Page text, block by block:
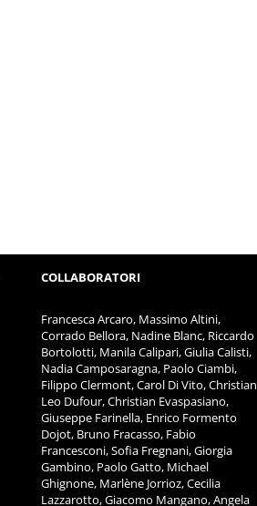
COLLABORATORI
Francesca Arcaro, Massimo Altini,
Corrado Bellora, Nadine Blanc, Riccardo
Bortolotti, Manila Calipari, Giulia Calisti,
Nadia Camposaragna, Paolo Ciambi,
Filippo Clermont, Carol Di Vito, Christian
Leo Dufour, Christian Evaspasiano,
Giuseppe Farinella, Enrico Formento
Dojot, Bruno Fracasso, Fabio
Francesconi, Sofia Fregnani, Giorgia
Gambino, Paolo Gatto, Michael
Ghignone, Marlène Jorrioz, Cecilia
Lazzarotto, Giacomo Mangano, Angela